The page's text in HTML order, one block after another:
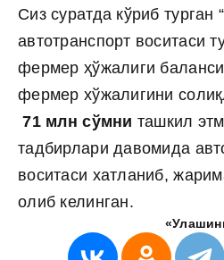
Сиз суратда кўриб турган “
автотранспорт воситаси
фермер ҳўжалиги
фермер хўжалигини
71 млн сўмни ташкил
тадбирлари давомида
воситаси хатланиб,
олиб келинган.